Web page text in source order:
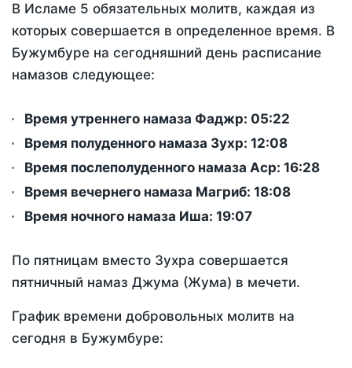
В Исламе 5 обязательных молитв, каждая из
которых совершается в определенное время. В
Бужумбуре на сегодняшний день расписание
намазов следующее:
Время утреннего намаза Фаджр: 05:22
Время полуденного намаза Зухр: 12:08
Время послеполуденного намаза Аср: 16:28
Время вечернего намаза Магриб: 18:08
Время ночного намаза Иша: 19:07
По пятницам вместо Зухра совершается
пятничный намаз Джума (Жума) в мечети.
График времени добровольных молитв на
сегодня в Бужумбуре: